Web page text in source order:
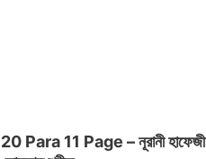
20 Para 11 Page – নূরানী হাফেজী